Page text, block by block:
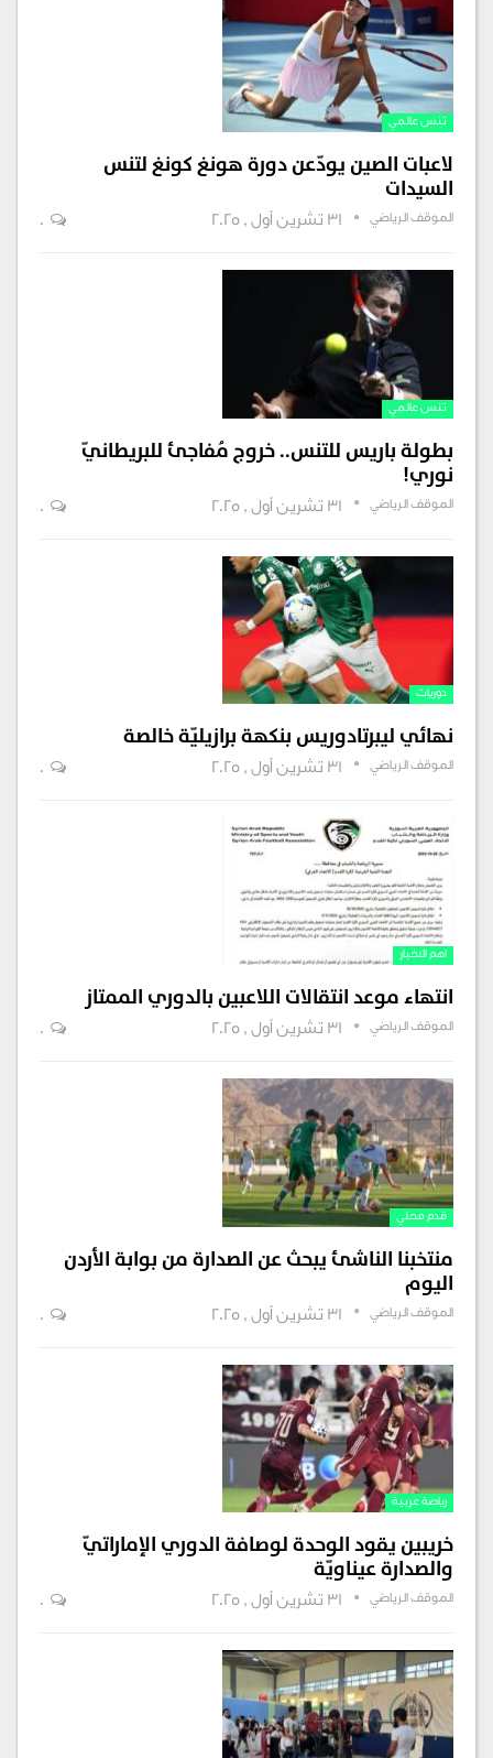
تنس عالمي
لاعبات الصين يودّعن دورة هونغ كونغ لتنس
السيدات
الموقف الرياضي 31 تشرين أول , 2025 0
تنس عالمي
بطولة باريس للتنس.. خروج مُفاجئ للبريطانيّ
نوري!
الموقف الرياضي 31 تشرين أول , 2025 0
دوريات
نهائي ليبرتادوريس بنكهة برازيليّة خالصة
الموقف الرياضي 31 تشرين أول , 2025 0
اهم الاخبار
انتهاء موعد انتقالات اللاعبين بالدوري الممتاز
الموقف الرياضي 31 تشرين أول , 2025 0
قدم محلي
منتخبنا الناشئ يبحث عن الصدارة من بوابة الأردن
اليوم
الموقف الرياضي 31 تشرين أول , 2025 0
رياضة عربية
خريبين يقود الوحدة لوصافة الدوري الإماراتيّ
والصدارة عيناويّة
الموقف الرياضي 31 تشرين أول , 2025 0